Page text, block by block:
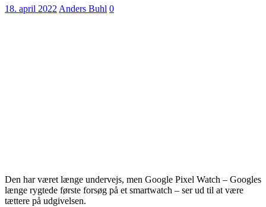
18. april 2022 Anders Buhl 0
Den har været længe undervejs, men Google Pixel Watch – Googles
længe rygtede første forsøg på et smartwatch – ser ud til at være
tættere på udgivelsen.